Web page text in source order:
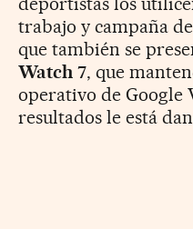
trabajo y campaña
que también se
Watch 7, que
operativo de Google
resultados le está